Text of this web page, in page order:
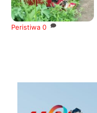
Peristiwa 0